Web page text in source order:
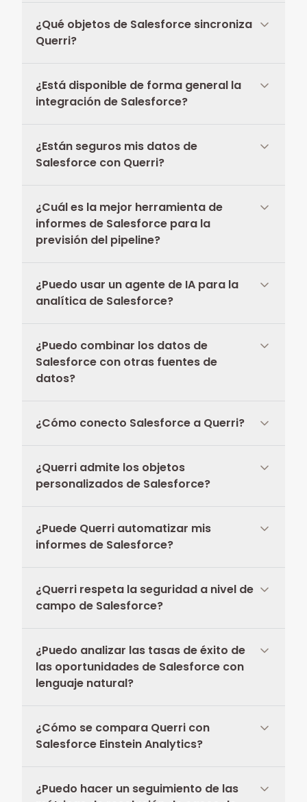
¿Qué objetos de Salesforce sincroniza
Querri?
¿Está disponible de forma general la
integración de Salesforce?
¿Están seguros mis datos de
Salesforce con Querri?
¿Cuál es la mejor herramienta de
informes de Salesforce para la
previsión del pipeline?
¿Puedo usar un agente de IA para la
analítica de Salesforce?
¿Puedo combinar los datos de
Salesforce con otras fuentes de
datos?
¿Cómo conecto Salesforce a Querri?
¿Querri admite los objetos
personalizados de Salesforce?
¿Puede Querri automatizar mis
informes de Salesforce?
¿Querri respeta la seguridad a nivel de
campo de Salesforce?
¿Puedo analizar las tasas de éxito de
las oportunidades de Salesforce con
lenguaje natural?
¿Cómo se compara Querri con
Salesforce Einstein Analytics?
¿Puedo hacer un seguimiento de las